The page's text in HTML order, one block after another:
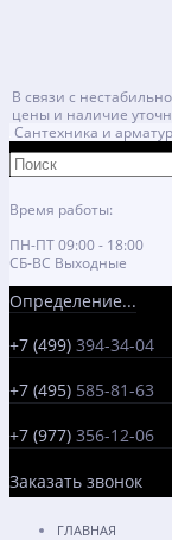
В связи с
цены и наличие
Сантехника и
Время работы:
ПН-ПТ 09:00 - 18:00
СБ-ВС Выходные
Определение...
+7 (499) 394-34-04
+7 (495) 585-81-63
+7 (977) 356-12-06
Заказать звонок
ГЛАВНАЯ